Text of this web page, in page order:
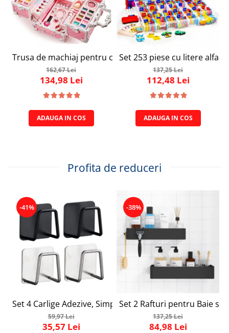
Trusa de machiaj pentru copii, Set Make-Up Simply
162,67 Lei
134,98 Lei
ADAUGA IN COS
Set 253 piese cu litere
137,25 Lei
112,48 Lei
ADAUGA IN COS
Profita de reduceri
-41%
Set 4 Carlige Adezive, Simply Joy, Cuier pentru
59,97 Lei
35,57 Lei
-38%
Set 2 Rafturi pentru Baie si
137,25 Lei
84,98 Lei